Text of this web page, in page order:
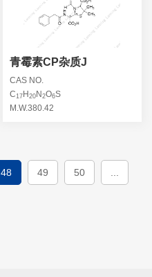
青霉素CP杂质J
CAS NO.
C17H 20N 2O6S
M.W.380.42
48 49 50